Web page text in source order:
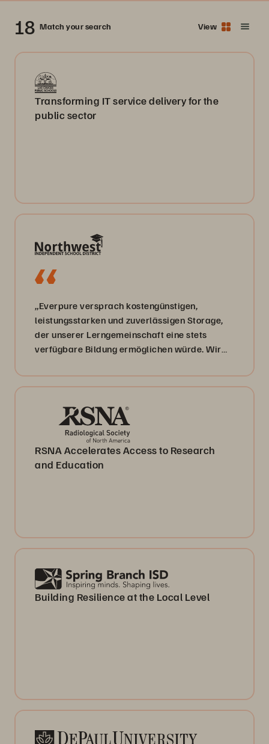
18 Match your search View
Transforming IT service delivery for the
public sector
„Everpure versprach kostengünstigen,
leistungsstarken und zuverlässigen Storage,
der unserer Lerngemeinschaft eine stets
verfügbare Bildung ermöglichen würde. Wir
RSNA Accelerates Access to Research
and Education
Building Resilience at the Local Level